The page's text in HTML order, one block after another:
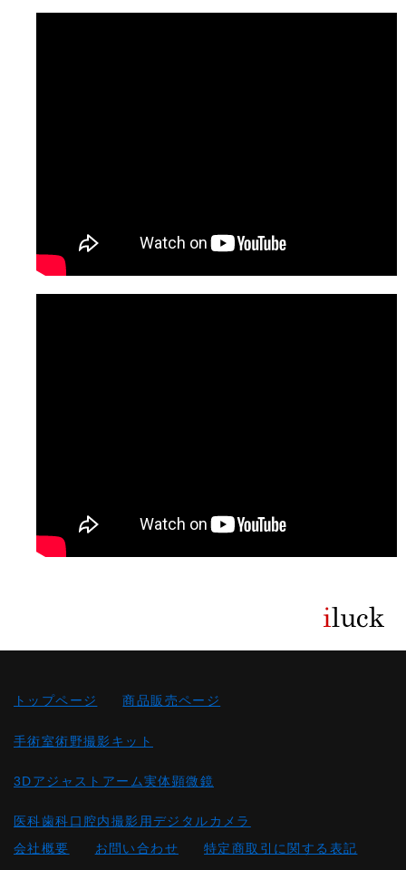
トップページ 商品販売ページ
手術室術野撮影キット
3Dアジャストアーム実体顕微鏡
医科歯科口腔内撮影用デジタルカメラ
会社概要
お問い合わせ 特定商取引に関する表記